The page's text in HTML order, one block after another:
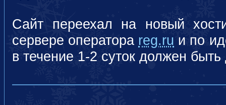
Сайт переехал на новый
сервере оператора reg.ru и по
в течение 1-2 суток должен быть